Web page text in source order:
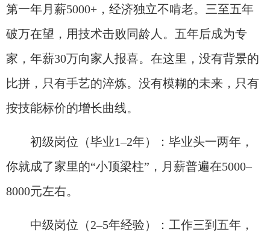
第一年月薪5000+，经济独立不啃老。三至五年
破万在望，用技术击败同龄人。五年后成为专
家，年薪30万向家人报喜。在这里，没有背景的
比拼，只有手艺的淬炼。没有模糊的未来，只有
按技能标价的增长曲线。
初级岗位（毕业1–2年）：毕业头一两年，
你就成了家里的“小顶梁柱”，月薪普遍在5000–
8000元左右。
中级岗位（2–5年经验）：工作三到五年，